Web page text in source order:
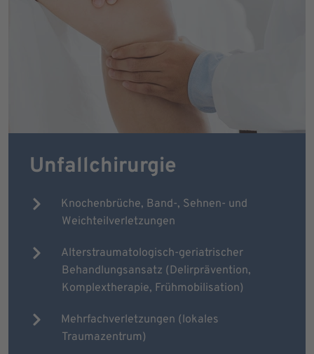
Unfallchirurgie
Knochenbrüche, Band-, Sehnen- und
Weichteilverletzungen
Alterstraumatologisch-geriatrischer
Behandlungsansatz (Delirprävention,
Komplextherapie, Frühmobilisation)
Mehrfachverletzungen (lokales
Traumazentrum)